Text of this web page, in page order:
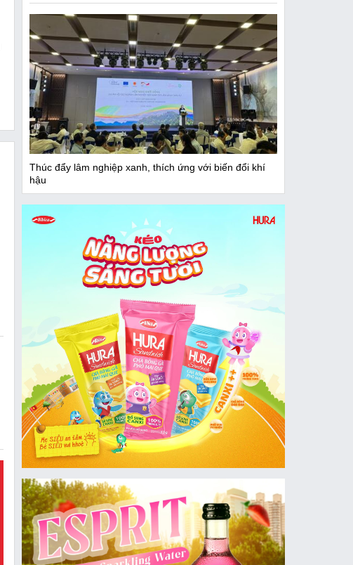
Thúc đẩy lâm nghiệp xanh, thích ứng với biến đổi khí
hậu